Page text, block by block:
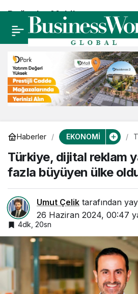
Haberler EKONOMİ
Türkiye, dijital reklam
fazla büyüyen ülke
Umut Çelik tarafından
26 Haziran 2024, 00:47
4dk, 20sn
Doğanlar Mobilya
Grubu’ndan ilk
çeyrekte 2.1 milyar TL
konsolide satış geliri